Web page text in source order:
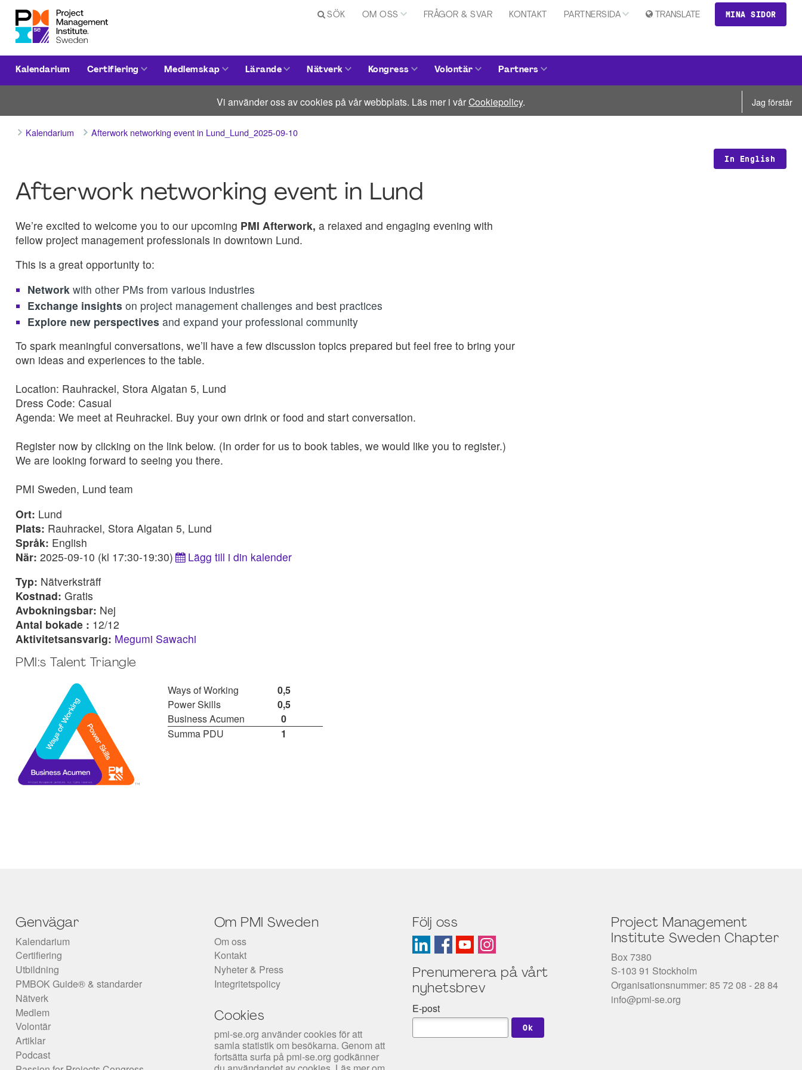
MINA SIDOR
TRANSLATE
SÖK OM OSS FRÅGOR & SVAR KONTAKT PARTNERSIDA
Kalendarium Certifiering Medlemskap Lärande Nätverk Kongress Volontär Partners
Vi använder oss av cookies på vår webbplats. Läs mer i vårCookiepolicy. Jag förstår
Kalendarium Afterwork networking event in Lund_Lund_2025-09-10
In English
Afterwork networking event in Lund
We’re excited to welcome you to our upcoming PMI Afterwork, a relaxed and engaging evening with
fellow project management professionals in downtown Lund.
This is a great opportunity to:
Network with other PMs from various industries
Exchange insights on project management challenges and best practices
Explore new perspectives and expand your professional community
To spark meaningful conversations, we’ll have a few discussion topics prepared but feel free to bring your
own ideas and experiences to the table.
Location: Rauhrackel, Stora Algatan 5, Lund
Dress Code: Casual
Agenda: We meet at Reuhrackel. Buy your own drink or food and start conversation.
Register now by clicking on the link below. (In order for us to book tables, we would like you to register.)
We are looking forward to seeing you there.
PMI Sweden, Lund team
Ort: Lund
Plats: Rauhrackel, Stora Algatan 5, Lund
Språk: English
När: 2025-09-10 (kl 17:30-19:30)
Lägg till i din kalender
Typ: Nätverksträff
Kostnad: Gratis
Avbokningsbar: Nej
Antal bokade : 12/12
Aktivitetsansvarig: Megumi Sawachi
PMI:s Talent Triangle
Ways of Working
0,5
Power Skills
0,5
Business Acumen
0
Summa PDU
1
Genvägar
Kalendarium
Certifiering
Utbildning
PMBOK Guide® & standarder
Nätverk
Medlem
Volontär
Artiklar
Podcast
Om PMI Sweden
Om oss
Kontakt
Nyheter & Press
Integritetspolicy
Cookies
pmi-se.org använder cookies för att
samla statistik om besökarna. Genom att
fortsätta surfa på pmi-se.org godkänner
Följ oss
Prenumerera på vårt
nyhetsbrev
E-post
Project Management
Institute Sweden Chapter
Box 7380
S-103 91 Stockholm
Organisationsnummer: 85 72 08 - 28 84
info@pmi-se.org